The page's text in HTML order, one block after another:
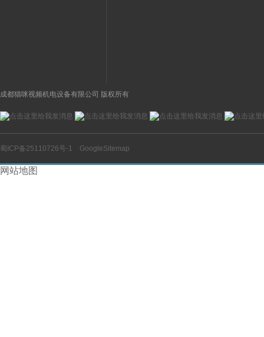
成都猫咪视频机电设备有限公司 版权所有
蜀ICP备25110726号-1 GoogleSitemap
网站地图